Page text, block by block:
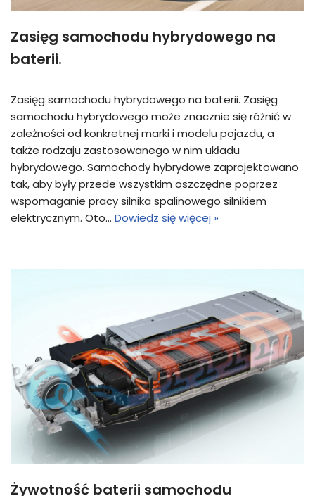
Zasięg samochodu hybrydowego na
baterii.
Zasięg samochodu hybrydowego na baterii. Zasięg
samochodu hybrydowego może znacznie się różnić w
zależności od konkretnej marki i modelu pojazdu, a
także rodzaju zastosowanego w nim układu
hybrydowego. Samochody hybrydowe zaprojektowano
tak, aby były przede wszystkim oszczędne poprzez
wspomaganie pracy silnika spalinowego silnikiem
elektrycznym. Oto… Dowiedz się więcej »
Żywotność baterii samochodu